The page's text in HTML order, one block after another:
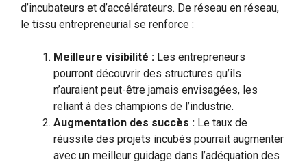
d’incubateurs et d’accélérateurs. De réseau en réseau,
le tissu entrepreneurial se renforce :
Meilleure visibilité : Les entrepreneurs
pourront découvrir des structures qu’ils
n’auraient peut-être jamais envisagées, les
reliant à des champions de l’industrie.
Augmentation des succès : Le taux de
réussite des projets incubés pourrait augmenter
avec un meilleur guidage dans l’adéquation des